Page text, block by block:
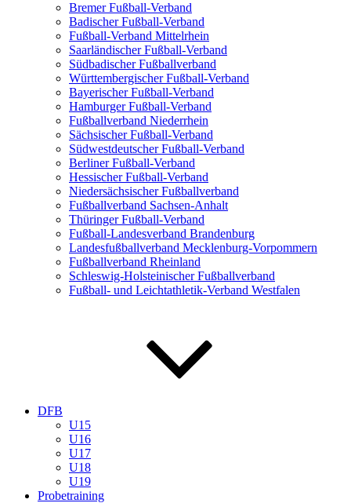
Bremer Fußball-Verband
Badischer Fußball-Verband
Fußball-Verband Mittelrhein
Saarländischer Fußball-Verband
Südbadischer Fußballverband
Württembergischer Fußball-Verband
Bayerischer Fußball-Verband
Hamburger Fußball-Verband
Fußballverband Niederrhein
Sächsischer Fußball-Verband
Südwestdeutscher Fußball-Verband
Berliner Fußball-Verband
Hessischer Fußball-Verband
Niedersächsischer Fußballverband
Fußballverband Sachsen-Anhalt
Thüringer Fußball-Verband
Fußball-Landesverband Brandenburg
Landesfußballverband Mecklenburg-Vorpommern
Fußballverband Rheinland
Schleswig-Holsteinischer Fußballverband
Fußball- und Leichtathletik-Verband Westfalen
DFB
U15
U16
U17
U18
U19
Probetraining